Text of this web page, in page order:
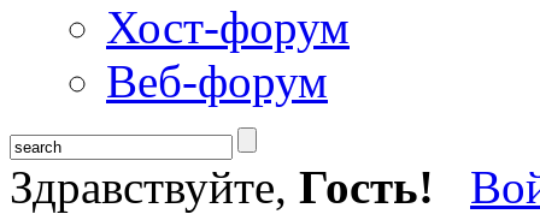
Хост-форум
Веб-форум
Здравствуйте, Гость!